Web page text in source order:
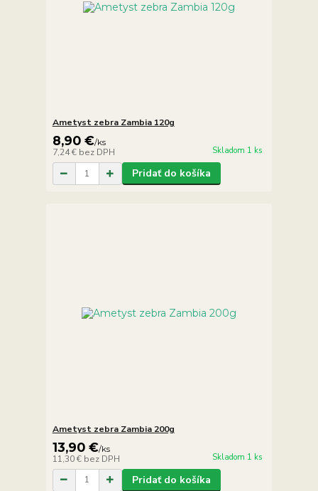
Ametyst zebra Zambia 120g
8,90 €/ks
7,24 € bez DPH Skladom 1 ks
Pridať do košíka
Ametyst zebra Zambia 200g
13,90 €/ks
11,30 € bez DPH Skladom 1 ks
Pridať do košíka